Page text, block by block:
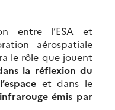
entre l’ESA et
aérospatiale
le rôle que jouent
la réflexion du
et dans le
émis par